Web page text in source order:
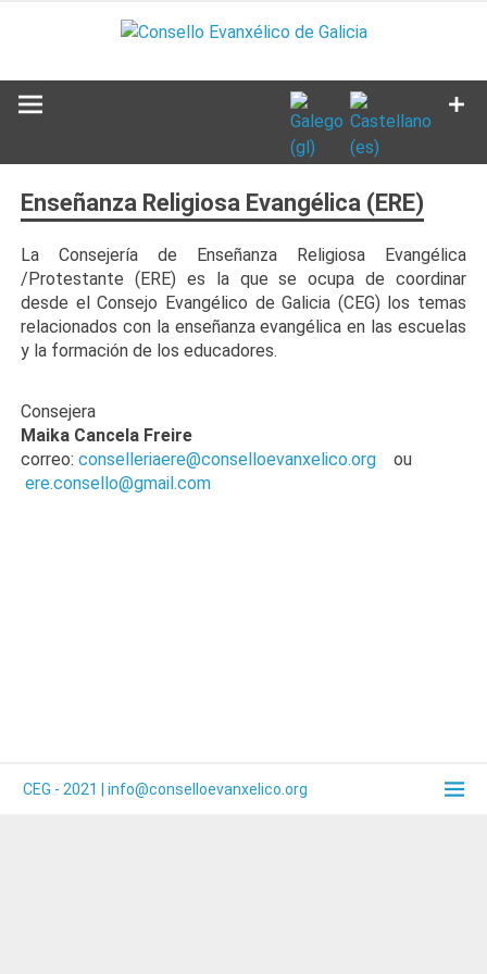
Enseñanza Religiosa Evangélica (ERE)
La Consejería de Enseñanza Religiosa Evangélica
/Protestante (ERE) es la que se ocupa de coordinar
desde el Consejo Evangélico de Galicia (CEG) los temas
relacionados con la enseñanza evangélica en las escuelas
y la formación de los educadores.
Consejera
Maika Cancela Freire
correo: conselleriaere@conselloevanxelico.org ou
ere.consello@gmail.com
CEG - 2021 | info@conselloevanxelico.org